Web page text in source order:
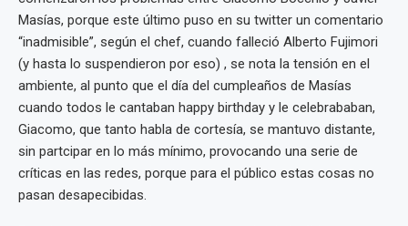
Masías, porque este último puso en su twitter un comentario
“inadmisible”, según el chef, cuando falleció Alberto Fujimori
(y hasta lo suspendieron por eso) , se nota la tensión en el
ambiente, al punto que el día del cumpleaños de Masías
cuando todos le cantaban happy birthday y le celebrababan,
Giacomo, que tanto habla de cortesía, se mantuvo distante,
sin partcipar en lo más mínimo, provocando una serie de
críticas en las redes, porque para el público estas cosas no
pasan desapecibidas.